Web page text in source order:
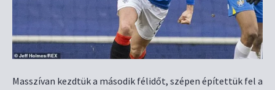
Masszívan kezdtük a második félidőt, szépen építettük fel a